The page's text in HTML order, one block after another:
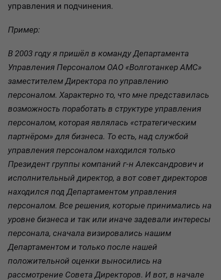
управления и подчинения.
Пример:
В 2003 году я пришёл в команду Департамента
Управления Персоналом ОАО «Волготанкер АМС»
заместителем Директора по управлению
персоналом. Характерно то, что мне представилась
возможность поработать в структуре управления
персоналом, которая являлась «стратегическим
партнёром» для бизнеса. То есть, над службой
управления персоналом находился только
Президент группы компаний г-н Александрович и
исполнительный директор, а вот совет директоров
находился под Департаментом управления
персоналом. Все решения, которые принимались на
уровне бизнеса и так или иначе задевали интересы
персонала, сначала визировались нашим
Департаментом и только после нашей
положительной оценки выносились на
рассмотрение Совета Директоров. И вот, в начале